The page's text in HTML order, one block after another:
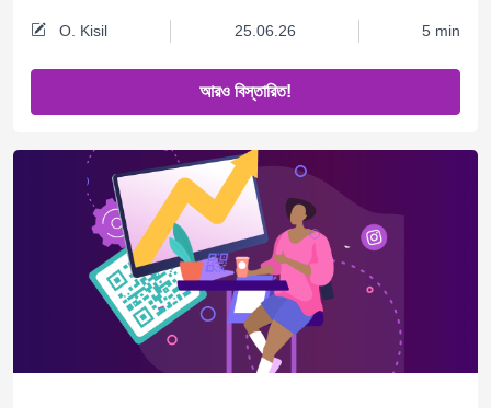
O. Kisil 25.06.26 5 min
আরও বিস্তারিত!